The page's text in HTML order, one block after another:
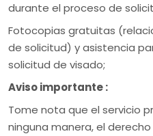
durante el proceso de
Fotocopias gratuitas
de solicitud) y asistencia
solicitud de visado;
Aviso importante :
Tome nota que el servicio
ninguna manera, el